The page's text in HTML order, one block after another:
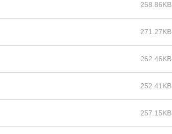
258.86KB
271.27KB
262.46KB
252.41KB
257.15KB